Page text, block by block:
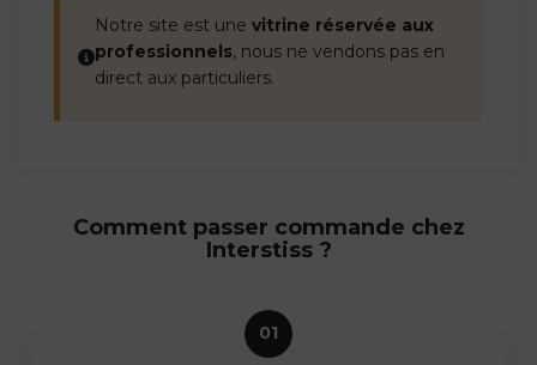
Notre site est une vitrine réservée aux
professionnels, nous ne vendons pas en
direct aux particuliers.
Comment passer commande chez
Interstiss ?
01